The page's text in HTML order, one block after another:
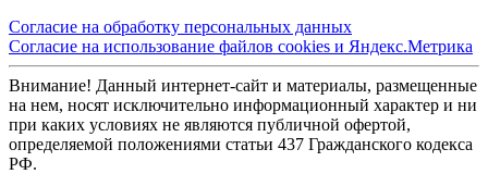
Согласие на обработку персональных данных
Согласие на использование файлов cookies и Яндекс.Метрика
Внимание! Данный интернет-сайт и материалы, размещенные
на нем, носят исключительно информационный характер и ни
при каких условиях не являются публичной офертой,
определяемой положениями статьи 437 Гражданского кодекса
РФ.